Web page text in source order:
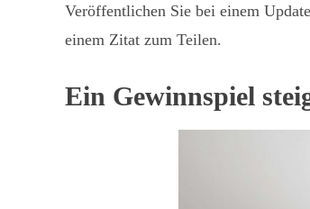
Veröffentlichen Sie bei einem
einem Zitat zum Teilen.
Ein Gewinnspiel